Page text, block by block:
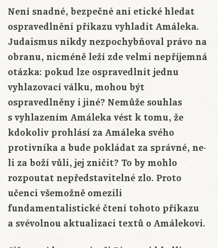
Není snadné, bezpečné ani etické hledat
ospravedlnění příkazu vyhladit Amáleka.
Judaismus nikdy nezpochybňoval právo na
obranu, nicméně leží zde velmi nepříjemná
otázka: pokud lze ospravedlnit jednu
vyhlazovací válku, mohou být
ospravedlněny i jiné? Nemůže souhlas
s vyhlazením Amáleka vést k tomu, že
kdokoliv prohlásí za Amáleka svého
protivníka a bude pokládat za správné, ne-
li za boží vůli, jej zničit? To by mohlo
rozpoutat nepředstavitelné zlo. Proto
učenci všemožně omezili
fundamentalistické čtení tohoto příkazu
a svévolnou aktualizaci textů o Amálekovi.